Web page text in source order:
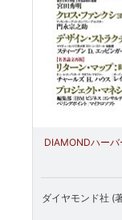
DIAMONDハー
ダイヤモンド社 (